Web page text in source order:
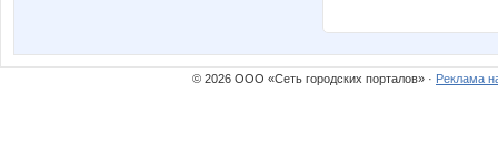
© 2026 ООО «Сеть городских порталов» · Реклама